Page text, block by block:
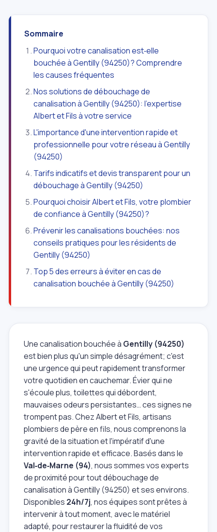
Sommaire
Pourquoi votre canalisation est‑elle
bouchée à Gentilly (94250)? Comprendre
les causes fréquentes
Nos solutions de débouchage de
canalisation à Gentilly (94250): l'expertise
Albert et Fils à votre service
L'importance d'une intervention rapide et
professionnelle pour votre réseau à Gentilly
(94250)
Tarifs indicatifs et devis transparent pour un
débouchage à Gentilly (94250)
Pourquoi choisir Albert et Fils, votre plombier
de confiance à Gentilly (94250)?
Prévenir les canalisations bouchées: nos
conseils pratiques pour les résidents de
Gentilly (94250)
Top 5 des erreurs à éviter en cas de
canalisation bouchée à Gentilly (94250)
Une canalisation bouchée à Gentilly (94250)
est bien plus qu'un simple désagrément; c'est
une urgence qui peut rapidement transformer
votre quotidien en cauchemar. Évier qui ne
s'écoule plus, toilettes qui débordent,
mauvaises odeurs persistantes… ces signes ne
trompent pas. Chez Albert et Fils, artisans
plombiers de père en fils, nous comprenons la
gravité de la situation et l'impératif d'une
intervention rapide et efficace. Basés dans le
Val‑de‑Marne (94), nous sommes vos experts
de proximité pour tout débouchage de
canalisation à Gentilly (94250) et ses environs.
Disponibles 24h/7j, nos équipes sont prêtes à
intervenir à tout moment, avec le matériel
adapté, pour restaurer la fluidité de vos